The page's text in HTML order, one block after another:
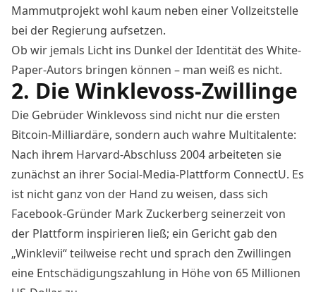
Mammutprojekt wohl kaum neben einer Vollzeitstelle
bei der Regierung aufsetzen.
Ob wir jemals Licht ins Dunkel der Identität des White-
Paper-Autors bringen können – man weiß es nicht.
2. Die Winklevoss-Zwillinge
Die Gebrüder Winklevoss sind nicht nur die ersten
Bitcoin-Milliardäre, sondern auch wahre Multitalente:
Nach ihrem Harvard-Abschluss 2004 arbeiteten sie
zunächst an ihrer Social-Media-Plattform ConnectU. Es
ist nicht ganz von der Hand zu weisen, dass sich
Facebook-Gründer Mark Zuckerberg seinerzeit von
der Plattform inspirieren ließ; ein Gericht gab den
„Winklevii“ teilweise recht und sprach den Zwillingen
eine Entschädigungszahlung in Höhe von 65 Millionen